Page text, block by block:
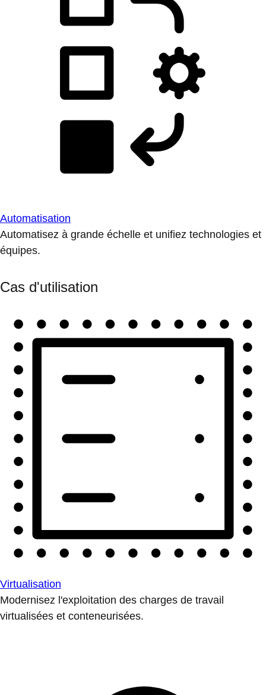
Automatisation
Automatisez à grande échelle et unifiez technologies et
équipes.
Cas d'utilisation
Virtualisation
Modernisez l'exploitation des charges de travail
virtualisées et conteneurisées.